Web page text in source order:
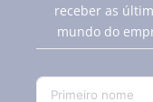
receber as
mundo do